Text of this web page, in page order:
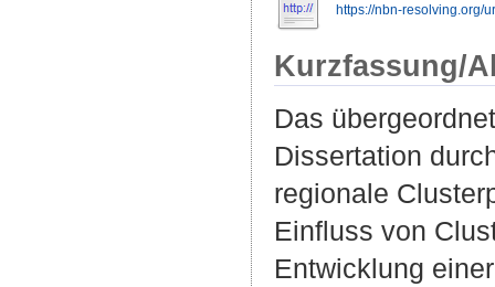
https://nbn-resolving.org/
Kurzfassung/
Das
Dissertation
regionale
Einfluss von
Entwicklung